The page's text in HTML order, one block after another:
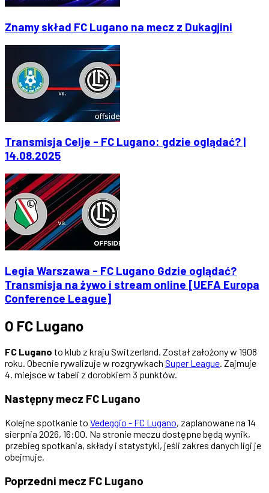
Znamy skład FC Lugano na mecz z Dukagjini
Transmisja Celje - FC Lugano: gdzie oglądać? |
14.08.2025
Legia Warszawa - FC Lugano Gdzie oglądać?
Transmisja na żywo i stream online [UEFA Europa
Conference League]
O FC Lugano
FC Lugano to klub z kraju Switzerland. Został założony w 1908
roku. Obecnie rywalizuje w rozgrywkach Super League. Zajmuje
4. miejsce w tabeli z dorobkiem 3 punktów.
Następny mecz FC Lugano
Kolejne spotkanie to Vedeggio - FC Lugano, zaplanowane na 14
sierpnia 2026, 16:00. Na stronie meczu dostępne będą wynik,
przebieg spotkania, składy i statystyki, jeśli zakres danych ligi je
obejmuje.
Poprzedni mecz FC Lugano